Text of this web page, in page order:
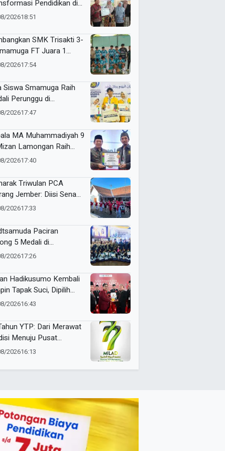
Pendidikan di
Aisyiyah Nganjuk
202618:51
SMK Trisakti 3-
FT Juara 1
HUT RI ke-81
202617:54
Siswa Smamuga Raih
Perunggu di
Education
202617:47
MA Muhammadiyah 9
Lamongan Raih
Medal Tingkat Jawa
202617:40
Triwulan PCA
Jember: Diisi Senam
UMKM, Lomba,
Penyuluhan Sampah
202617:33
Paciran
5 Medali di
Education
202617:26
Hadikusumo Kembali
Tapak Suci, Dipilih
untuk Periode
202616:43
YTP: Dari Merawat
Menuju Pusat
202616:13